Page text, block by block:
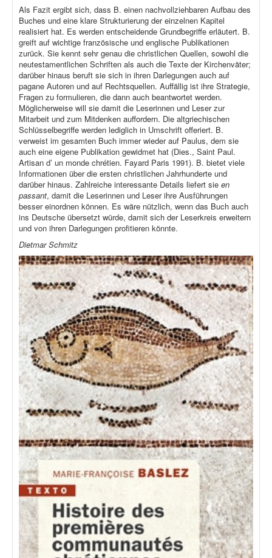
Als Fazit ergibt sich, dass B. einen nachvollziehbaren Aufbau des
Buches und eine klare Strukturierung der einzelnen Kapitel
realisiert hat. Es werden entscheidende Grundbegriffe erläutert. B.
greift auf wichtige französische und englische Publikationen
zurück. Sie kennt sehr genau die christlichen Quellen, sowohl die
neutestamentlichen Schriften als auch die Texte der Kirchenväter;
darüber hinaus beruft sie sich in ihren Darlegungen auch auf
pagane Autoren und auf Rechtsquellen. Auffällig ist ihre Strategie,
Fragen zu formulieren, die dann auch beantwortet werden.
Möglicherweise will sie damit die Leserinnen und Leser zur
Mitarbeit und zum Mitdenken auffordern. Die altgriechischen
Schlüsselbegriffe werden lediglich in Umschrift offeriert. B.
verweist im gesamten Buch immer wieder auf Paulus, dem sie
auch eine eigene Publikation gewidmet hat (Dies., Saint Paul.
Artisan d’ un monde chrétien. Fayard Paris 1991). B. bietet viele
Informationen über die ersten christlichen Jahrhunderte und
darüber hinaus. Zahlreiche interessante Details liefert sie en
passant, damit die Leserinnen und Leser ihre Ausführungen
besser einordnen können. Es wäre nützlich, wenn das Buch auch
ins Deutsche übersetzt würde, damit sich der Leserkreis erweitern
und von ihren Darlegungen profitieren könnte.
Dietmar Schmitz